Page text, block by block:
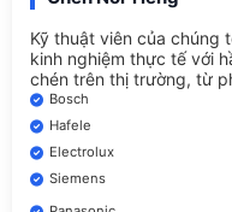
Kỹ thuật viên của chúng
kinh nghiệm thực tế với
chén trên thị trường, từ
Bosch
Hafele
Electrolux
Siemens